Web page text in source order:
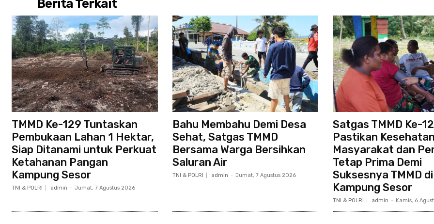
Berita Terkait
TMMD Ke-129 Tuntaskan
Pembukaan Lahan 1 Hektar,
Siap Ditanami untuk Perkuat
Ketahanan Pangan
Kampung Sesor
TNI & POLRI admin - Jumat, 7 Agustus 2026
Bahu Membahu Demi Desa
Sehat, Satgas TMMD
Bersama Warga Bersihkan
Saluran Air
TNI & POLRI admin - Jumat, 7 Agustus 2026
Satgas TMMD Ke-
Pastikan
Masyarakat dan
Tetap Prima Demi
Suksesnya TMMD di
Kampung Sesor
TNI & POLRI admin - Kamis, 6